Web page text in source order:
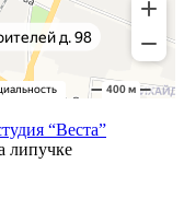
“Веста”
липучке